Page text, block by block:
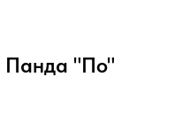
Панда "По"